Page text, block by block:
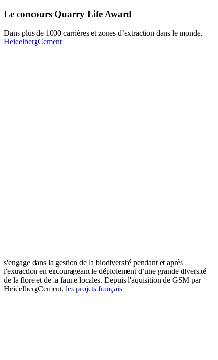
Le concours Quarry Life Award
Dans plus de 1000 carrières et zones d’extraction dans le monde,
HeidelbergCement
s'engage dans la gestion de la biodiversité pendant et après
l'extraction en encourageant le déploiement d’une grande diversité
de la flore et de la faune locales. Depuis l'aquisition de GSM par
HeidelbergCement, les projets français